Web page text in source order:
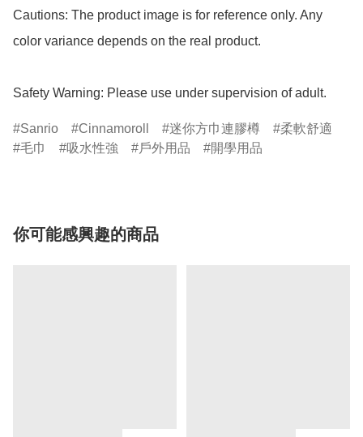
Cautions: The product image is for reference only. Any
color variance depends on the real product.
Safety Warning: Please use under supervision of adult.
Sanrio Cinnamoroll 迷你方巾連膠樽
柔軟舒適
毛巾
吸水性強 戶外用品 開學用品
你可能感興趣的商品